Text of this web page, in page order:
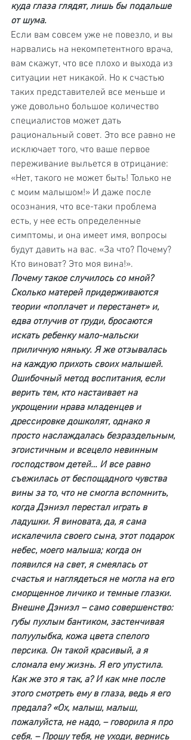
куда глаза глядят, лишь бы подальше
от шума.
Если вам совсем уже не повезло, и вы
нарвались на некомпетентного врача,
вам скажут, что все плохо и выхода из
ситуации нет никакой. Но к счастью
таких представителей все меньше и
уже довольно большое количество
специалистов может дать
рациональный совет. Это все равно не
исключает того, что ваше первое
переживание выльется в отрицание:
«Нет, такого не может быть! Только не
с моим малышом!» И даже после
осознания, что все-таки проблема
есть, у нее есть определенные
симптомы, и она имеет имя, вопросы
будут давить на вас. «За что? Почему?
Кто виноват? Это моя вина!».
Почему такое случилось со мной?
Сколько матерей придерживаются
теории «поплачет и перестанет» и,
едва отлучив от груди, бросаются
искать ребенку мало-мальски
приличную няньку. Я же отзывалась
на каждую прихоть своих малышей.
Ошибочный метод воспитания, если
верить тем, кто настаивает на
укрощении нрава младенцев и
дрессировке дошколят, однако я
просто наслаждалась безраздельным,
эгоистичным и всецело невинным
господством детей… И все равно
съежилась от беспощадного чувства
вины за то, что не смогла вспомнить,
когда Дэниэл перестал играть в
ладушки. Я виновата, да, я сама
искалечила своего сына, этот подарок
небес, моего малыша; когда он
появился на свет, я смеялась от
счастья и наглядеться не могла на его
сморщенное личико и темные глазки.
Внешне Дэниэл – само совершенство:
губы пухлым бантиком, застенчивая
полуулыбка, кожа цвета спелого
персика. Он такой красивый, а я
сломала ему жизнь. Я его упустила.
Как же это я так, а? И как мне после
этого смотреть ему в глаза, ведь я его
предала? «Ох, малыш, малыш,
пожалуйста, не надо, – говорила я про
себя. – Прошу тебя, не уходи, вернись